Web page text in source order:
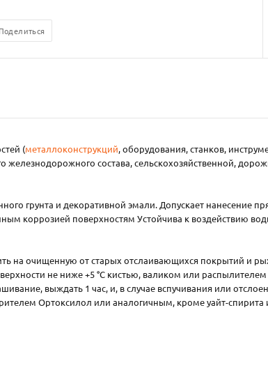
Поделиться
(металлоконструкций, оборудования, станков,
состава, сельскохозяйственной,
грунта и декоративной эмали. Допускает нанесение
коррозией поверхностям Устойчива к воздействию
на очищенную от старых отслаивающихся покрытий и
не ниже +5 °С кистью, валиком или
выждать 1 час, и, в случае вспучивания или
Ортоксилол или аналогичным, кроме уайт-спирита